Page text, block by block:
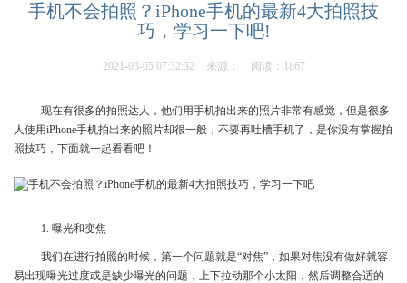
手机不会拍照？iPhone手机的最新4大拍照技
巧，学习一下吧!
2021-03-05 07:32:32 来源： 阅读：1867
现在有很多的拍照达人，他们用手机拍出来的照片非常有感觉，但是很多
人使用iPhone手机拍出来的照片却很一般，不要再吐槽手机了，是你没有掌握拍
照技巧，下面就一起看看吧！
1. 曝光和变焦
我们在进行拍照的时候，第一个问题就是“对焦”，如果对焦没有做好就容
易出现曝光过度或是缺少曝光的问题，上下拉动那个小太阳，然后调整合适的